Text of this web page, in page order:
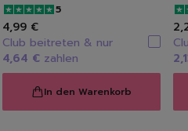
5
4,99 €
Club beitreten & nur
4,64 €zahlen
In den Warenkorb